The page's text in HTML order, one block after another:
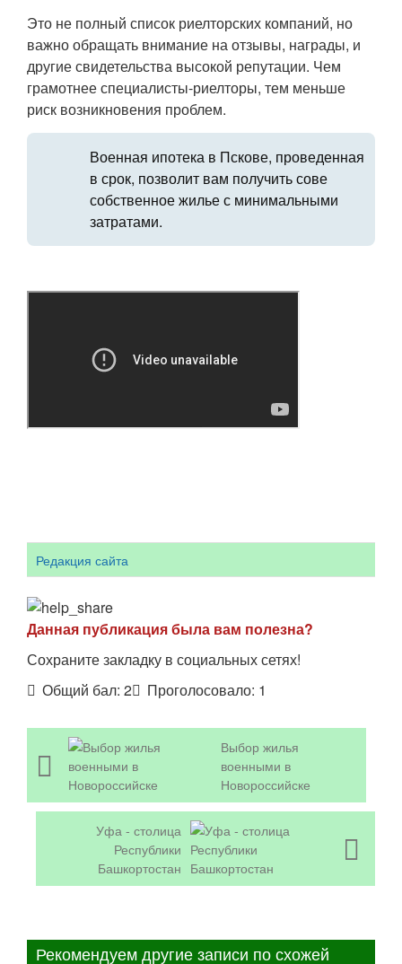
Это не полный список риелторских компаний, но
важно обращать внимание на отзывы, награды, и
другие свидетельства высокой репутации. Чем
грамотнее специалисты-риелторы, тем меньше
риск возникновения проблем.
Военная ипотека в Пскове, проведенная
в срок, позволит вам получить сове
собственное жилье с минимальными
затратами.
Редакция сайта
Данная публикация была вам полезна?
Сохраните закладку в социальных сетях!
Общий бал: 2 Проголосовало: 1
Выбор жилья
военными в
Новороссийске
Уфа - столица
Республики
Башкортостан
Рекомендуем другие записи по схожей